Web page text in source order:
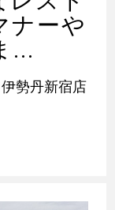
ナーや
...
勢丹新宿店